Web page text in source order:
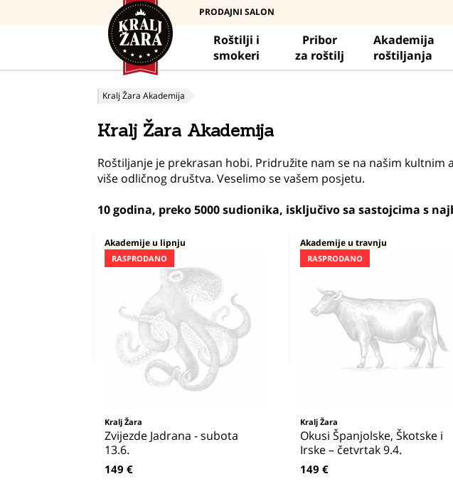
PRODAJNI SALON
Roštilji i
smokeri
Pribor
za roštilj
Akademija
roštiljanja
Kralj Žara Akademija
Kralj Žara Akademija
Roštiljanje je prekrasan hobi. Pridružite nam se na našim
više odličnog društva. Veselimo se vašem posjetu.
10 godina, preko 5000 sudionika, isključivo sa sastojcima s
Akademije u lipnju
RASPRODANO
Kralj Žara
Zvijezde Jadrana - subota
13.6.
149 €
Akademije u travnju
RASPRODANO
Kralj Žara
Okusi Španjolske, Škotske i
Irske – četvrtak 9.4.
149 €